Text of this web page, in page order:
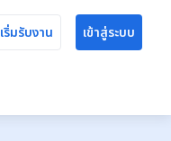
เริ่มรับงาน เข้าสู่ระบบ